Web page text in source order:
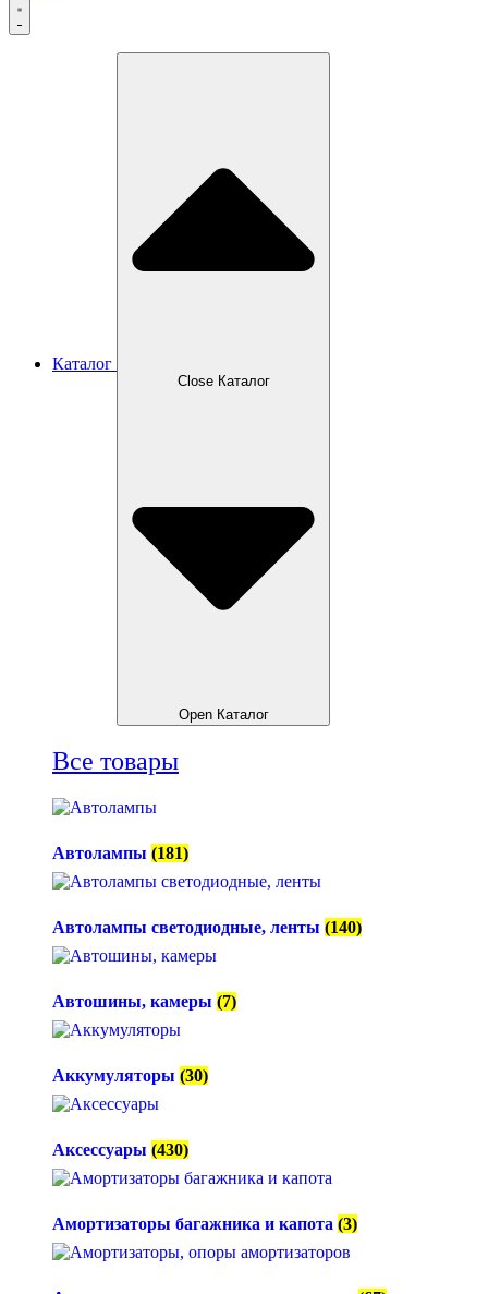
Каталог
Close Каталог
Open Каталог
Все товары
Автолампы (181)
Автолампы светодиодные, ленты (140)
Автошины, камеры (7)
Аккумуляторы (30)
Аксессуары (430)
Амортизаторы багажника и капота (3)